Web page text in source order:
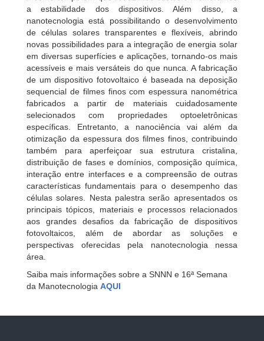
a estabilidade dos dispositivos. Além disso, a
nanotecnologia está possibilitando o desenvolvimento
de células solares transparentes e flexíveis, abrindo
novas possibilidades para a integração de energia solar
em diversas superfícies e aplicações, tornando-os mais
acessíveis e mais versáteis do que nunca. A fabricação
de um dispositivo fotovoltaico é baseada na deposição
sequencial de filmes finos com espessura nanométrica
fabricados a partir de materiais cuidadosamente
selecionados com propriedades optoeletrônicas
específicas. Entretanto, a nanociência vai além da
otimização da espessura dos filmes finos, contribuindo
também para aperfeiçoar sua estrutura cristalina,
distribuição de fases e domínios, composição química,
interação entre interfaces e a compreensão de outras
características fundamentais para o desempenho das
células solares. Nesta palestra serão apresentados os
principais tópicos, materiais e processos relacionados
aos grandes desafios da fabricação de dispositivos
fotovoltaicos, além de abordar as soluções e
perspectivas oferecidas pela nanotecnologia nessa
área.
Saiba mais informações sobre a SNNN e 16ª Semana
da Manotecnologia AQUI